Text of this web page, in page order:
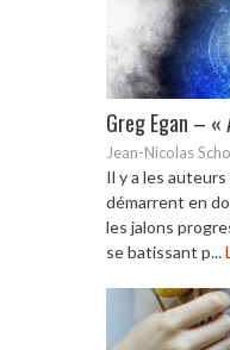
Greg Egan – «
Jean-Nicolas
Il y a les
démarrent en
les jalons
se batissant p...